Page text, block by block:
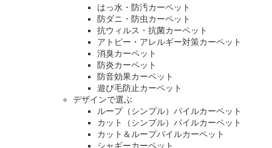
はっ水・防汚カーペット
防ダニ・防虫カーペット
抗ウィルス・抗菌カーペット
アトピー・アレルギー対策カーペット
消臭カーペット
防炎カーペット
防音効果カーペット
遊び毛防止カーペット
デザインで選ぶ
ループ（シンプル）パイルカーペット
カット（シンプル）パイルカーペット
カット＆ループパイルカーペット
シャギーカーペット